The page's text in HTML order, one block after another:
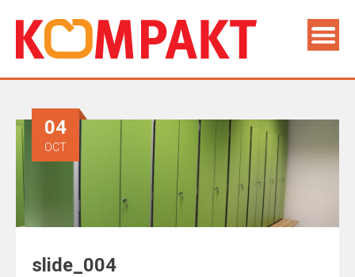
04
OCT
slide_004